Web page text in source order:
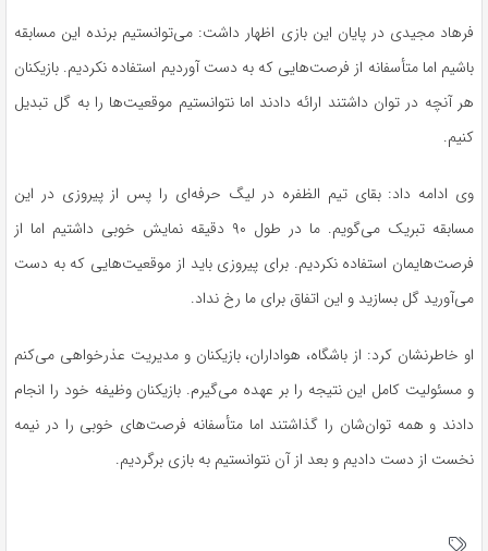
فرهاد مجیدی در پایان این بازی اظهار داشت: می‌توانستیم برنده این مسابقه
باشیم اما متأسفانه از فرصت‌هایی که به دست آوردیم استفاده نکردیم. بازیکنان
هر آنچه در توان داشتند ارائه دادند اما نتوانستیم موقعیت‌ها را به گل تبدیل
کنیم.
وی ادامه داد: بقای تیم الظفره در لیگ حرفه‌ای را پس از پیروزی در این
مسابقه تبریک می‌گویم. ما در طول ۹۰ دقیقه نمایش خوبی داشتیم اما از
فرصت‌هایمان استفاده نکردیم. برای پیروزی باید از موقعیت‌هایی که به دست
می‌آورید گل بسازید و این اتفاق برای ما رخ نداد.
او خاطرنشان کرد: از باشگاه، هواداران، بازیکنان و مدیریت عذرخواهی می‌کنم
و مسئولیت کامل این نتیجه را بر عهده می‌گیرم. بازیکنان وظیفه خود را انجام
دادند و همه توان‌شان را گذاشتند اما متأسفانه فرصت‌های خوبی را در نیمه
نخست از دست دادیم و بعد از آن نتوانستیم به بازی برگردیم.